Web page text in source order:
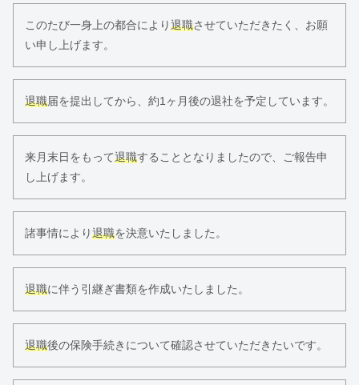
このたび一身上の都合により退職させていただきたく、お願
い申し上げます。
退職届を提出してから、約1ヶ月後の退社を予定しています。
来月末日をもって退職することとなりましたので、ご報告申
し上げます。
諸事情により退職を決意いたしました。
退職に伴う引継ぎ書類を作成いたしました。
退職後の保険手続きについて確認させていただきたいです。